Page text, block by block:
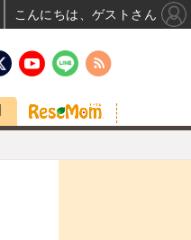
こんにちは、ゲストさん